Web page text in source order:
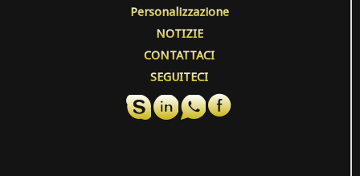
Personalizzazione
NOTIZIE
CONTATTACI
SEGUITECI